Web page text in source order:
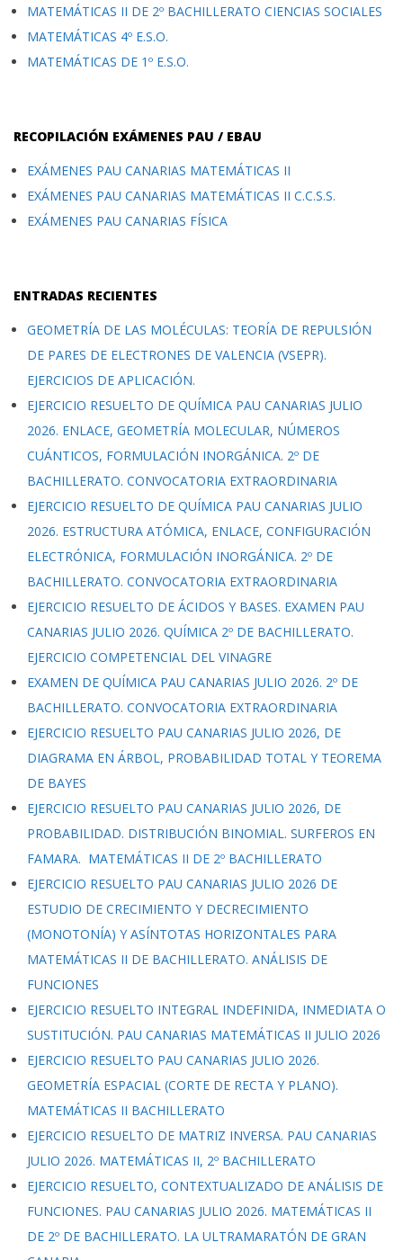
MATEMÁTICAS II DE 2º BACHILLERATO CIENCIAS SOCIALES
MATEMÁTICAS 4º E.S.O.
MATEMÁTICAS DE 1º E.S.O.
RECOPILACIÓN EXÁMENES PAU / EBAU
EXÁMENES PAU CANARIAS MATEMÁTICAS II
EXÁMENES PAU CANARIAS MATEMÁTICAS II C.C.S.S.
EXÁMENES PAU CANARIAS FÍSICA
ENTRADAS RECIENTES
GEOMETRÍA DE LAS MOLÉCULAS: TEORÍA DE REPULSIÓN
DE PARES DE ELECTRONES DE VALENCIA (VSEPR).
EJERCICIOS DE APLICACIÓN.
EJERCICIO RESUELTO DE QUÍMICA PAU CANARIAS JULIO
2026. ENLACE, GEOMETRÍA MOLECULAR, NÚMEROS
CUÁNTICOS, FORMULACIÓN INORGÁNICA. 2º DE
BACHILLERATO. CONVOCATORIA EXTRAORDINARIA
EJERCICIO RESUELTO DE QUÍMICA PAU CANARIAS JULIO
2026. ESTRUCTURA ATÓMICA, ENLACE, CONFIGURACIÓN
ELECTRÓNICA, FORMULACIÓN INORGÁNICA. 2º DE
BACHILLERATO. CONVOCATORIA EXTRAORDINARIA
EJERCICIO RESUELTO DE ÁCIDOS Y BASES. EXAMEN PAU
CANARIAS JULIO 2026. QUÍMICA 2º DE BACHILLERATO.
EJERCICIO COMPETENCIAL DEL VINAGRE
EXAMEN DE QUÍMICA PAU CANARIAS JULIO 2026. 2º DE
BACHILLERATO. CONVOCATORIA EXTRAORDINARIA
EJERCICIO RESUELTO PAU CANARIAS JULIO 2026, DE
DIAGRAMA EN ÁRBOL, PROBABILIDAD TOTAL Y TEOREMA
DE BAYES
EJERCICIO RESUELTO PAU CANARIAS JULIO 2026, DE
PROBABILIDAD. DISTRIBUCIÓN BINOMIAL. SURFEROS EN
FAMARA. MATEMÁTICAS II DE 2º BACHILLERATO
EJERCICIO RESUELTO PAU CANARIAS JULIO 2026 DE
ESTUDIO DE CRECIMIENTO Y DECRECIMIENTO
(MONOTONÍA) Y ASÍNTOTAS HORIZONTALES PARA
MATEMÁTICAS II DE BACHILLERATO. ANÁLISIS DE
FUNCIONES
EJERCICIO RESUELTO INTEGRAL INDEFINIDA, INMEDIATA O
SUSTITUCIÓN. PAU CANARIAS MATEMÁTICAS II JULIO 2026
EJERCICIO RESUELTO PAU CANARIAS JULIO 2026.
GEOMETRÍA ESPACIAL (CORTE DE RECTA Y PLANO).
MATEMÁTICAS II BACHILLERATO
EJERCICIO RESUELTO DE MATRIZ INVERSA. PAU CANARIAS
JULIO 2026. MATEMÁTICAS II, 2º BACHILLERATO
EJERCICIO RESUELTO, CONTEXTUALIZADO DE ANÁLISIS DE
FUNCIONES. PAU CANARIAS JULIO 2026. MATEMÁTICAS II
DE 2º DE BACHILLERATO. LA ULTRAMARATÓN DE GRAN